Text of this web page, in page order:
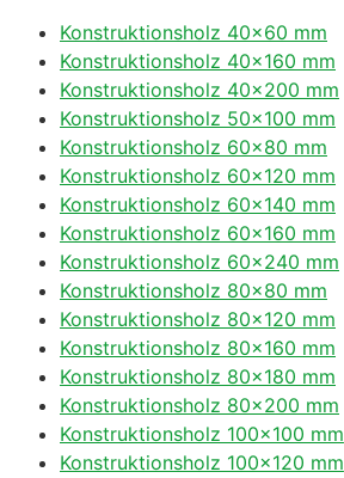
Konstruktionsholz 40×60 mm
Konstruktionsholz 40×160 mm
Konstruktionsholz 40×200 mm
Konstruktionsholz 50×100 mm
Konstruktionsholz 60×80 mm
Konstruktionsholz 60×120 mm
Konstruktionsholz 60×140 mm
Konstruktionsholz 60×160 mm
Konstruktionsholz 60×240 mm
Konstruktionsholz 80×80 mm
Konstruktionsholz 80×120 mm
Konstruktionsholz 80×160 mm
Konstruktionsholz 80×180 mm
Konstruktionsholz 80×200 mm
Konstruktionsholz 100×100 mm
Konstruktionsholz 100×120 mm